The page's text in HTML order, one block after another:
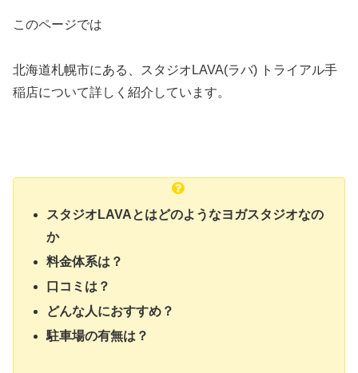
このページでは
北海道札幌市にある、スタジオLAVA(ラバ) トライアル手
稲店について詳しく紹介しています。
スタジオLAVAとはどのようなヨガスタジオなの
か
料金体系は？
口コミは？
どんな人におすすめ？
駐車場の有無は？